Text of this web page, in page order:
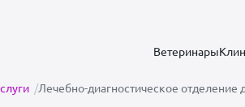
Ветеринары
/Лечебно-диагностическое отделение